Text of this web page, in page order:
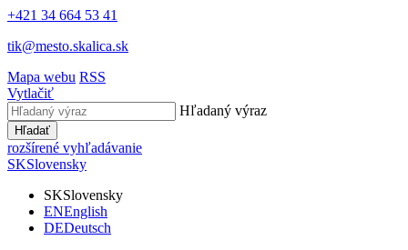
+421 34 664 53 41
tik@mesto.skalica.sk
Mapa webu RSS
Vytlačiť
Hľadaný výraz
Hľadať
rozšírené vyhľadávanie
SKSlovensky
SKSlovensky
ENEnglish
DEDeutsch